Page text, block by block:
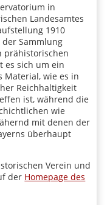
in
Landesamtes
1910
Sammlung
prähistorischen
es sich um ein
Material, wie es in
Reichhaltigkeit
ist, während die
wie
mit denen der
überhaupt
Verein und
der Homepage des